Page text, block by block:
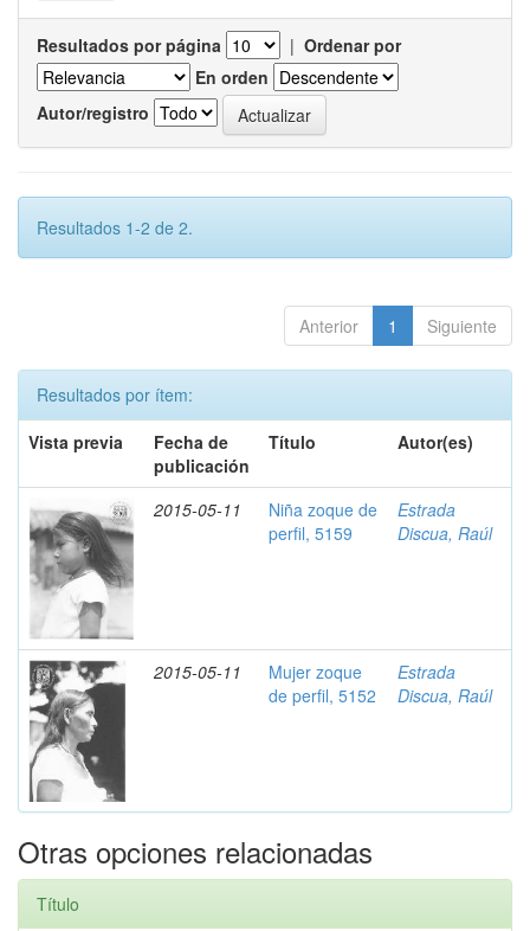
Resultados por página | Ordenar por
En orden
Autor/registro
Resultados 1-2 de 2.
Anterior 1 Siguiente
Resultados por ítem:
Vista previa
Fecha de
publicación
Título Autor(es)
2015-05-11
Niña zoque de
perfil, 5159
Estrada
Discua, Raúl
2015-05-11
Mujer zoque
de perfil, 5152
Estrada
Discua, Raúl
Otras opciones relacionadas
Título